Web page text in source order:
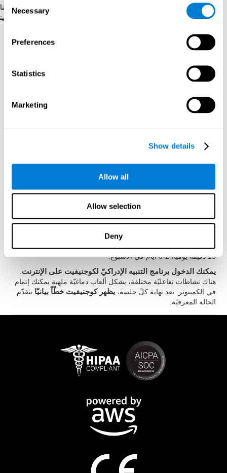
Selection
Necessary
Preferences
Statistics
Marketing
Show details
Allow all
Allow selection
Deny
تظهر ثلاثة أشياء في الشاشة. علينا
أن نحفظ نظم الأشياء بسرعة، وبعد ذلك تظهر أربعة أشياء
كيف نستعيد أو نحسّن الاعتراف؟
هذه الإمكانيّة بطريقة مهنيّة.
إنّاللدونة الدماغية
الوظائف التي تتعلّق بها. هكذا، إذا درّبنا التعرّف باستمرار، تمّ تقوية
ومعالجات التكوين العصبيّ. إنّه يسمح ابتداع
الشخصيّللاحتياجات كلّ فرد. يبتدئ هذا البرنامج بتقييم الاعتراف
الإدراكيّ، بحسب النتائج، تدريبا إدراكيّا شخصيّا لتقوية الاعتراف
والمهارات المعرفيّة الأخرى وفقا للتقييم.
إنّه مهمّ أن نتمّ التدريب باستمرار لتحسّن الاعتراف.
التقييم والاستعادة لتحسّن هذه المهارة الإدراكيّة. يطلب التنبيه الصحيح
15 دقيقة يوميا، 2-3 أيام في الأسبوع.
يمكنك الدخول برنامج التنبيه الإدراكيّ لكوجنيفيت على الإنترنت
هناك نشاطات تفاعليّة مختلفة، بشكل ألعاب دماغيّة ملهية يمكنك إتمام
في الكمبيوتر. بعد نهاية كلّ جلسة،يظهر كوجنيفيت خطّاً بيانيّا بتقدّم
الحالة المعرفيّة.